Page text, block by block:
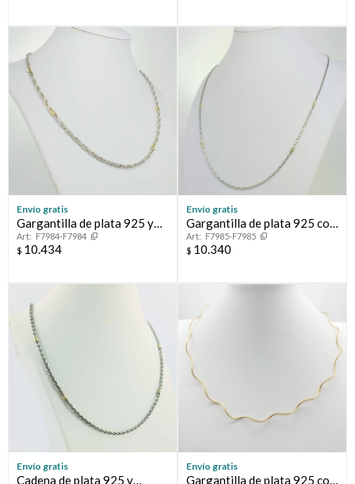
Envío gratis
Gargantilla de plata 925 y
double en oro 18 ktes.
F7984-F7984
$ 10.434
Envío gratis
Gargantilla de plata 925 con
detalles de doublé en oro
18ktes, 45 cm.
F7985-F7985
$ 10.340
Envío gratis
Cadena de plata 925 y
Envío gratis
Gargantilla de plata 925 con